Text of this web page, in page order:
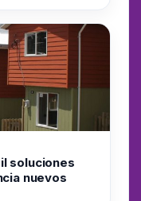
soluciones
nuevos